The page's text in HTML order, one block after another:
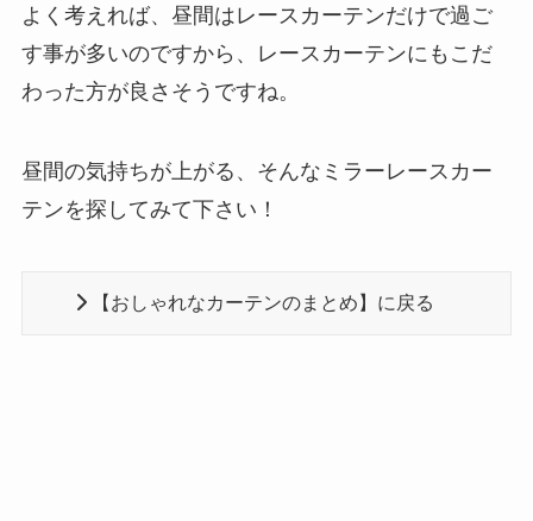
よく考えれば、昼間はレースカーテンだけで過ご
す事が多いのですから、レースカーテンにもこだ
わった方が良さそうですね。
昼間の気持ちが上がる、そんなミラーレースカー
テンを探してみて下さい！
【おしゃれなカーテンのまとめ】に戻る